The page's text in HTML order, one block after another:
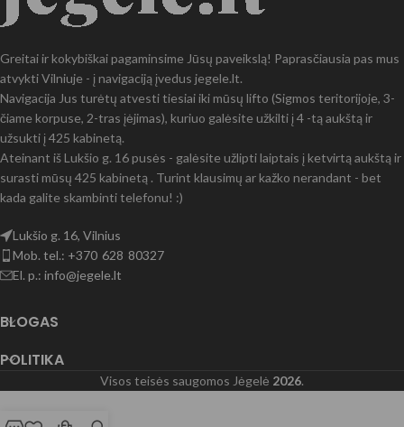
Greitai ir kokybiškai pagaminsime Jūsų paveikslą! Paprasčiausia pas mus
atvykti Vilniuje - į navigaciją įvedus jegele.lt.
Navigacija Jus turėtų atvesti tiesiai iki mūsų lifto (Sigmos teritorijoje, 3-
čiame korpuse, 2-tras įėjimas), kuriuo galėsite užkilti į 4 -tą aukštą ir
užsukti į 425 kabinetą.
Ateinant iš Lukšio g. 16 pusės - galėsite užlipti laiptais į ketvirtą aukštą ir
surasti mūsų 425 kabinetą . Turint klausimų ar kažko nerandant - bet
kada galite skambinti telefonu! :)
Lukšio g. 16, Vilnius
Mob. tel.: +370 628 80327
El. p.: info@jegele.lt
BLOGAS
POLITIKA
Visos teisės saugomos Jėgelė 2026.